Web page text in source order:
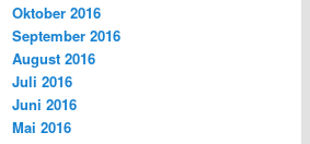
Oktober 2016
September 2016
August 2016
Juli 2016
Juni 2016
Mai 2016